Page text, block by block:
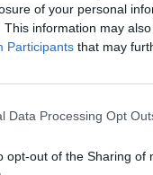
of your personal
This information may
Participants that may
Data Processing Opt
opt-out of the Sharing of
συλλογή
η Μαρία
μια από τις
σειρά, την
με το